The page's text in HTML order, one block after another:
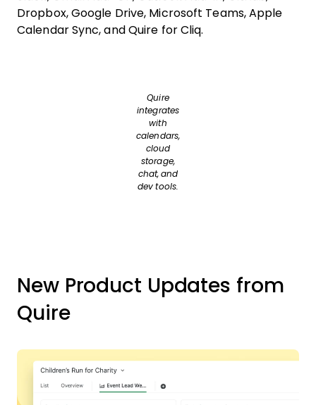
Dropbox, Google Drive, Microsoft Teams, Apple
Calendar Sync, and Quire for Cliq.
Quire
integrates
with
calendars,
cloud
storage,
chat, and
dev tools.
New Product Updates from
Quire